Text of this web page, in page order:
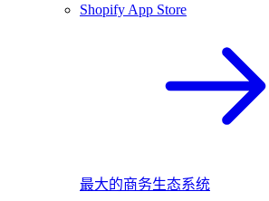
Shopify App Store
最大的商务生态系统